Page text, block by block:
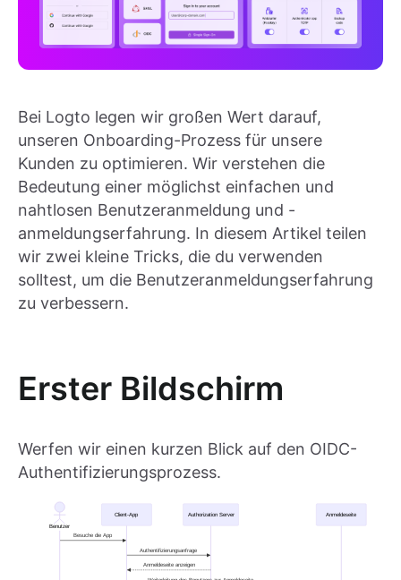
Bei Logto legen wir großen Wert darauf,
unseren Onboarding-Prozess für unsere
Kunden zu optimieren. Wir verstehen die
Bedeutung einer möglichst einfachen und
nahtlosen Benutzeranmeldung und -
anmeldungserfahrung. In diesem Artikel teilen
wir zwei kleine Tricks, die du verwenden
solltest, um die Benutzeranmeldungserfahrung
zu verbessern.
Erster Bildschirm
Werfen wir einen kurzen Blick auf den OIDC-
Authentifizierungsprozess.